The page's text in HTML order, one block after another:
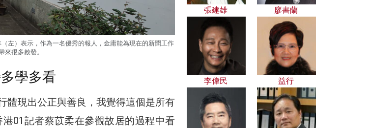
左）表示，作為一名優秀的報人，金庸能為現在的新聞工作
來很多啟發。
學多看
體現出公正與善良，我覺得這個是所有
01記者蔡苡柔在參觀故居的過程中看
張建雄 廖書蘭
李偉民 益行